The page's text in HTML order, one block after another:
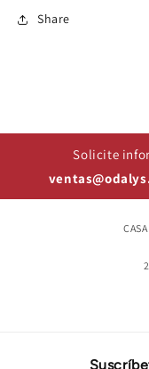
Share
Solicite